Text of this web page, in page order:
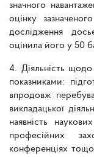
значного
оцінку
дослідження
оцінила його у 50
4. Діяльність
показниками:
впродовж
викладацької
наявність
професійних
конференціях